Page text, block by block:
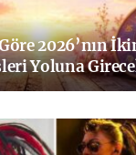
2026’nın
Yoluna